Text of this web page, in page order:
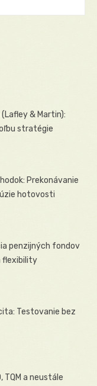
& Martin):
stratégie
Prekonávanie
hotovosti
penzijných fondov
flexibility
Testovanie bez
TQM a neustále